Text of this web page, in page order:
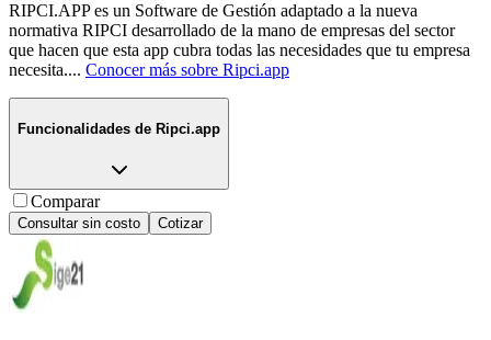
RIPCI.APP es un Software de Gestión adaptado a la nueva
normativa RIPCI desarrollado de la mano de empresas del sector
que hacen que esta app cubra todas las necesidades que tu empresa
necesita.... Conocer más sobre Ripci.app
Funcionalidades de Ripci.app
Comparar
Consultar sin costo Cotizar